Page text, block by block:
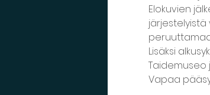
Elokuvien
Lisäksi
Taidemuseo
Vapaa